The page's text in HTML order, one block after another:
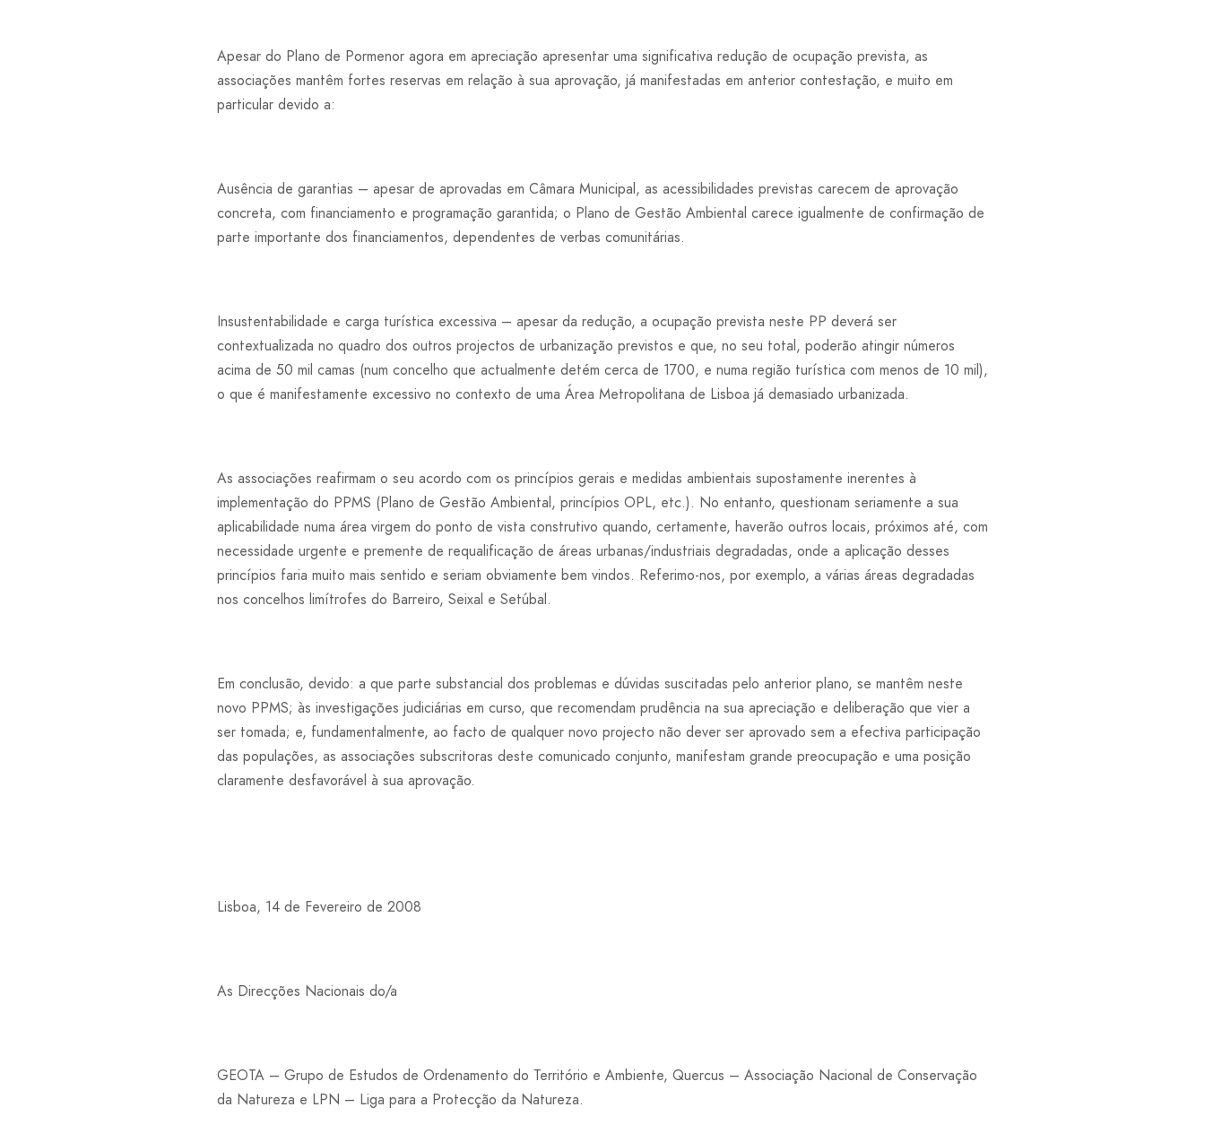
Apesar do Plano de Pormenor agora em apreciação apresentar uma significativa redução de ocupação prevista, as
associações mantêm fortes reservas em relação à sua aprovação, já manifestadas em anterior contestação, e muito em
particular devido a:
Ausência de garantias – apesar de aprovadas em Câmara Municipal, as acessibilidades previstas carecem de aprovação
concreta, com financiamento e programação garantida; o Plano de Gestão Ambiental carece igualmente de confirmação de
parte importante dos financiamentos, dependentes de verbas comunitárias.
Insustentabilidade e carga turística excessiva – apesar da redução, a ocupação prevista neste PP deverá ser
contextualizada no quadro dos outros projectos de urbanização previstos e que, no seu total, poderão atingir números
acima de 50 mil camas (num concelho que actualmente detém cerca de 1700, e numa região turística com menos de 10 mil),
o que é manifestamente excessivo no contexto de uma Área Metropolitana de Lisboa já demasiado urbanizada.
As associações reafirmam o seu acordo com os princípios gerais e medidas ambientais supostamente inerentes à
implementação do PPMS (Plano de Gestão Ambiental, princípios OPL, etc.). No entanto, questionam seriamente a sua
aplicabilidade numa área virgem do ponto de vista construtivo quando, certamente, haverão outros locais, próximos até, com
necessidade urgente e premente de requalificação de áreas urbanas/industriais degradadas, onde a aplicação desses
princípios faria muito mais sentido e seriam obviamente bem vindos. Referimo-nos, por exemplo, a várias áreas degradadas
nos concelhos limítrofes do Barreiro, Seixal e Setúbal.
Em conclusão, devido: a que parte substancial dos problemas e dúvidas suscitadas pelo anterior plano, se mantêm neste
novo PPMS; às investigações judiciárias em curso, que recomendam prudência na sua apreciação e deliberação que vier a
ser tomada; e, fundamentalmente, ao facto de qualquer novo projecto não dever ser aprovado sem a efectiva participação
das populações, as associações subscritoras deste comunicado conjunto, manifestam grande preocupação e uma posição
claramente desfavorável à sua aprovação.
Lisboa, 14 de Fevereiro de 2008
As Direcções Nacionais do/a
GEOTA – Grupo de Estudos de Ordenamento do Território e Ambiente, Quercus – Associação Nacional de Conservação
da Natureza e LPN – Liga para a Protecção da Natureza.